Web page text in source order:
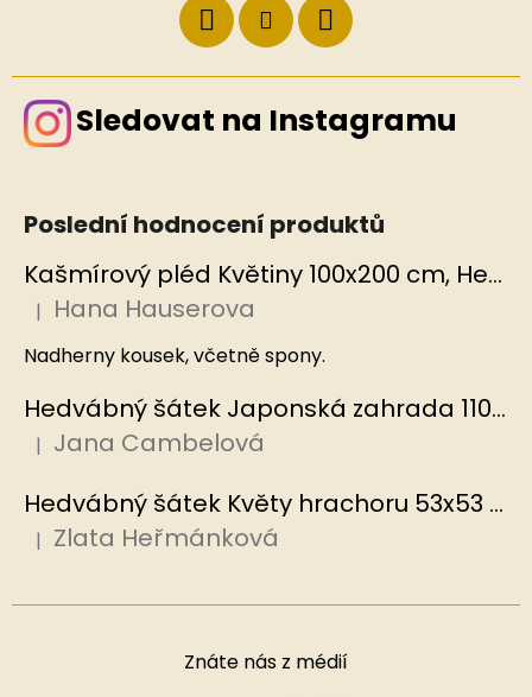
Sledovat na Instagramu
Poslední hodnocení produktů
Kašmírový pléd Květiny 100x200 cm, Hedvábný svět
Hodnocení produktu je 5 z 5 hvězdiček.
| Hana Hauserova
Nadherny kousek, včetně spony.
Hedvábný šátek Japonská zahrada 110x110 cm v dárkovém balení, HEDVÁBNÝ SVĚT
Hodnocení produktu je 5 z 5 hvězdiček.
| Jana Cambelová
Hedvábný šátek Květy hrachoru 53x53 cm v dárkovém balení, HEDVÁBNÝ SVĚT
Hodnocení produktu je 5 z 5 hvězdiček.
| Zlata Heřmánková
Znáte nás z médií